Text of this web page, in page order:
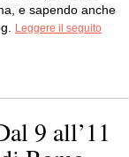
e sapendo anche
Leggere il seguito
9 all’11